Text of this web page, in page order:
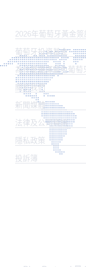
2026年葡萄牙黃金簽
葡萄牙投資基金
為什麼選擇藍色葡萄
關於我們
新聞媒體
法律及公司資訊
​隱私政策
投訴簿